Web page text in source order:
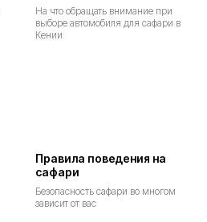
На что обращать внимание при
выборе автомобиля для сафари в
Кении
Правила поведения на
сафари
Безопасность сафари во многом
зависит от вас